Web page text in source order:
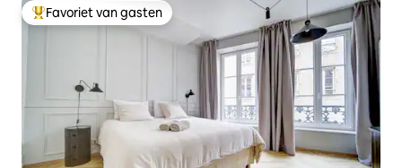
Topfavoriet van gasten
Favoriet van gasten